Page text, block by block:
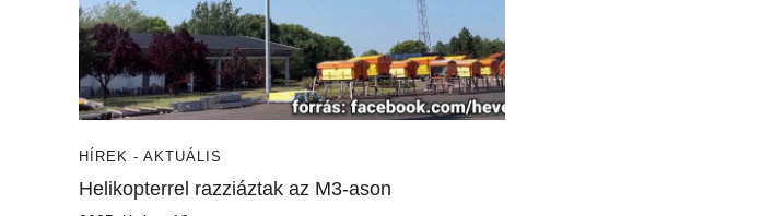
HÍREK - AKTUÁLIS
Helikopterrel razziáztak az M3-ason